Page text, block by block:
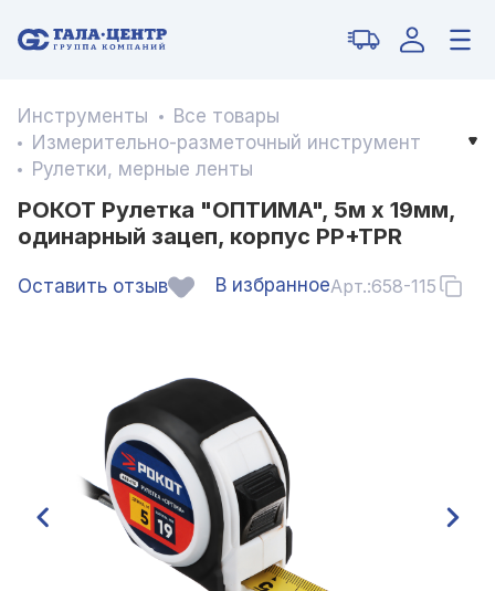
Инструменты
Все товары
Измерительно-разметочный инструмент
Рулетки, мерные ленты
РОКОТ Рулетка "ОПТИМА", 5м х 19мм,
одинарный зацеп, корпус PP+TPR
Оставить отзыв В избранноеАрт.:658-115